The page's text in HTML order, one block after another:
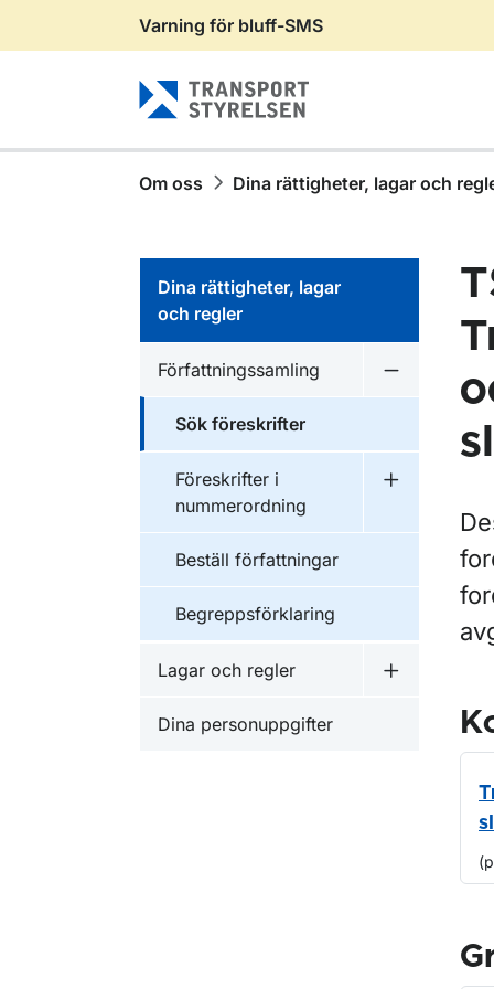
Gå till sidans innehåll
Varning för bluff-SMS
Om oss Dina rättigheter, lagar och
Dina rättigheter, lagar
och regler
Författningssamling
Sök föreskrifter
Föreskrifter i
nummerordning
Undermeny
Beställ författningar
Begreppsförklaring
Lagar och regler
Undermeny
Dina personuppgifter